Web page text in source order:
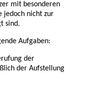
mit besonderen
jedoch nicht zur
sind.
Aufgaben:
der
der Aufstellung